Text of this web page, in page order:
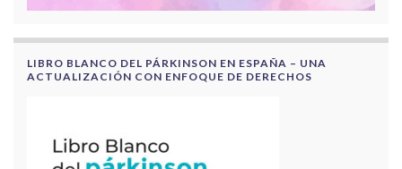
LIBRO BLANCO DEL PÁRKINSON EN ESPAÑA – UNA
ACTUALIZACIÓN CON ENFOQUE DE DERECHOS